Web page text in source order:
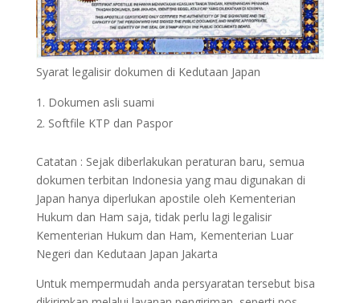
Syarat legalisir dokumen di Kedutaan Japan
Dokumen asli suami
Softfile KTP dan Paspor
Catatan : Sejak diberlakukan peraturan baru, semua
dokumen terbitan Indonesia yang mau digunakan di
Japan hanya diperlukan apostile oleh Kementerian
Hukum dan Ham saja, tidak perlu lagi legalisir
Kementerian Hukum dan Ham, Kementerian Luar
Negeri dan Kedutaan Japan Jakarta
Untuk mempermudah anda persyaratan tersebut bisa